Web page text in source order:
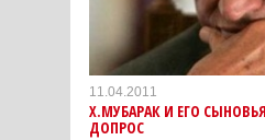
11.04.2011
Х.МУБАРАК И ЕГО
ДОПРОС